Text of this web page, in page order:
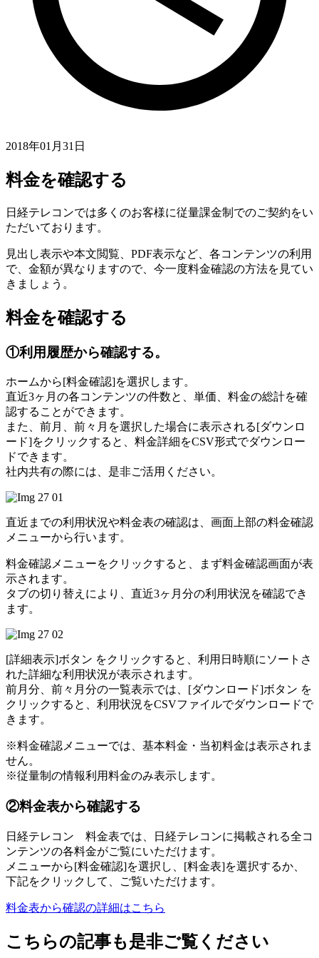
2018年01月31日
料金を確認する
日経テレコンでは多くのお客様に従量課金制でのご契約をい
ただいております。
見出し表示や本文閲覧、PDF表示など、各コンテンツの利用
で、金額が異なりますので、今一度料金確認の方法を見てい
きましょう。
料金を確認する
①利用履歴から確認する。
ホームから[料金確認]を選択します。
直近3ヶ月の各コンテンツの件数と、単価、料金の総計を確
認することができます。
また、前月、前々月を選択した場合に表示される[ダウンロ
ード]をクリックすると、料金詳細をCSV形式でダウンロー
ドできます。
社内共有の際には、是非ご活用ください。
直近までの利用状況や料金表の確認は、画面上部の料金確認
メニューから行います。
料金確認メニューをクリックすると、まず料金確認画面が表
示されます。
タブの切り替えにより、直近3ヶ月分の利用状況を確認でき
ます。
[詳細表示]ボタン をクリックすると、利用日時順にソートさ
れた詳細な利用状況が表示されます。
前月分、前々月分の一覧表示では、[ダウンロード]ボタン を
クリックすると、利用状況をCSVファイルでダウンロードで
きます。
※料金確認メニューでは、基本料金・当初料金は表示されま
せん。
※従量制の情報利用料金のみ表示します。
②料金表から確認する
日経テレコン 料金表では、日経テレコンに掲載される全コ
ンテンツの各料金がご覧にいただけます。
メニューから[料金確認]を選択し、[料金表]を選択するか、
下記をクリックして、ご覧いただけます。
料金表から確認の詳細はこちら
こちらの記事も是非ご覧ください